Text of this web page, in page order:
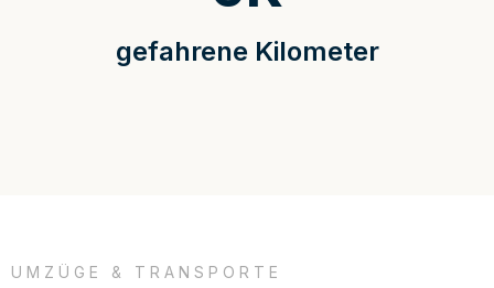
gefahrene Kilometer
UMZÜGE & TRANSPORTE